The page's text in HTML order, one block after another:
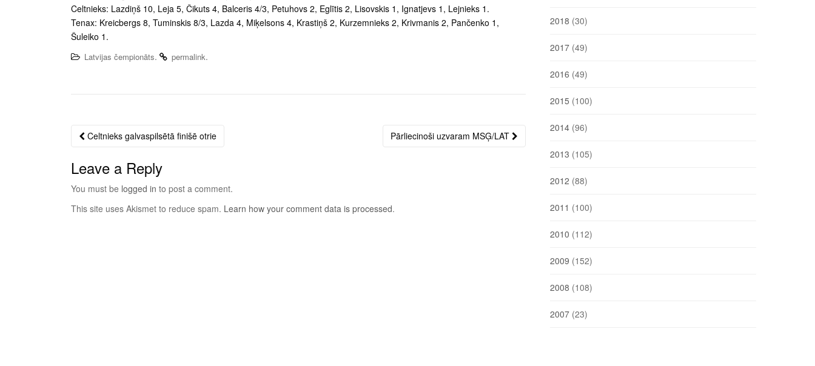
Celtnieks: Lazdiņš 10, Leja 5, Čikuts 4, Balceris 4/3, Petuhovs 2, Eglītis 2, Lisovskis 1, Ignatjevs 1, Lejnieks 1.
Tenax: Kreicbergs 8, Tuminskis 8/3, Lazda 4, Miķelsons 4, Krastiņš 2, Kurzemnieks 2, Krivmanis 2, Pančenko 1,
Šuleiko 1.
Latvijas čempionāts. permalink.
Post
navigation
Celtnieks galvaspilsētā finišē otrie Pārliecinoši uzvaram MSĢ/LAT
Leave a Reply
You must be logged in to post a comment.
This site uses Akismet to reduce spam. Learn how your comment data is processed.
2018 (30)
2017 (49)
2016 (49)
2015 (100)
2014 (96)
2013 (105)
2012 (88)
2011 (100)
2010 (112)
2009 (152)
2008 (108)
2007 (23)